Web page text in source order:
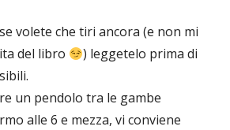
volete che tiri ancora (e non mi
del libro
) leggetelo prima di
un pendolo tra le gambe
alle 6 e mezza, vi conviene